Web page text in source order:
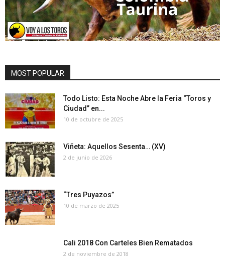
MOST POPULAR
Todo Listo: Esta Noche Abre la Feria “Toros y
Ciudad” en...
10 de octubre de 2025
Viñeta: Aquellos Sesenta… (XV)
2 de junio de 2026
“Tres Puyazos”
10 de marzo de 2025
Cali 2018 Con Carteles Bien Rematados
2 de noviembre de 2018